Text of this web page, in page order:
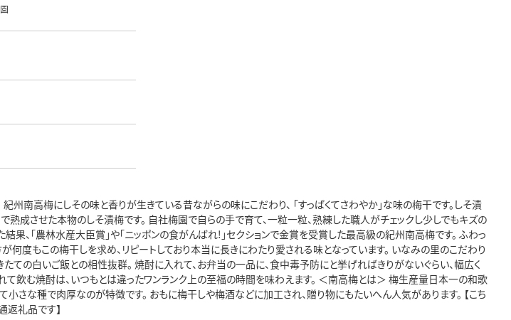
州南高梅にしその味と香りが生きている昔ながらの味にこだわり、 「すっぱくてさわやか」な味の梅干です。しそ漬
成させた本物のしそ漬梅です。 自社梅園で自らの手で育て、一粒一粒、熟練した職人がチェックし少しでもキズの
果、「農林水産大臣賞」や「ニッポンの食がんばれ!」セクションで金賞を受賞した最高級の紀州南高梅です。 ふわっ
何度もこの梅干しを求め、リピートしており本当に長きにわたり愛される味となっています。 いなみの里のこだわり
ての白いご飯との相性抜群。 焼酎に入れて、お弁当の一品に、食中毒予防にと挙げればきりがないぐらい、幅広く
て飲む焼酎は、いつもとは違ったワンランク上の至福の時間を味わえます。 ＜南高梅とは＞ 梅生産量日本一の和歌
さな種で肉厚なのが特徴です。 おもに梅干しや梅酒などに加工され、贈り物にもたいへん人気があります。 【こち
礼品です】